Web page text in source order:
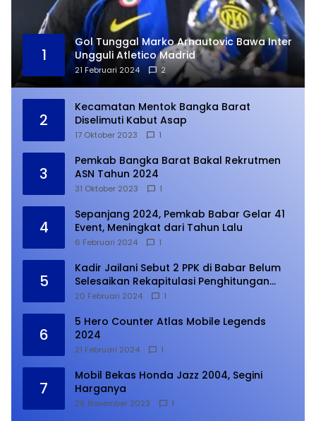
1
Gol Tunggal Marko Arnautovic Bawa Inter
Ungguli Atletico Madrid
21 Februari 2024 2
2
Kecamatan Mentok Bangka Barat
Diselimuti Kabut Asap
17 Oktober 2023 1
3
Pemkab Bangka Barat Bakal Rekrutmen
ASN Tahun 2024
31 Oktober 2023 1
4
Sepanjang 2024, Pemkab Babar Gelar 41
Event, Meningkat dari Tahun Lalu
6 Februari 2024 1
5
Kadir Jailani Sebut 2 PPK di Babar Belum
Selesaikan Rekapitulasi Penghitungan
Suara
20 Februari 2024 1
6
5 Hero Counter Atlas Mobile Legends
2024
21 Februari 2024 1
7
Mobil Bekas Honda Jazz 2004, Segini
Harganya
26 November 2023 1